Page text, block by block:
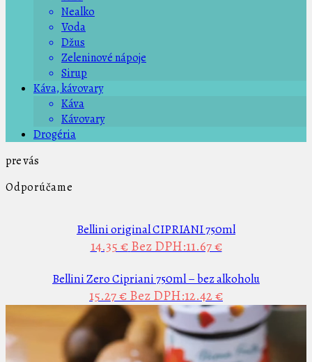
Nealko
Voda
Džus
Zeleninové nápoje
Sirup
Káva, kávovary
Káva
Kávovary
Drogéria
pre vás
Odporúčame
Bellini original CIPRIANI 750ml
14.35 € Bez DPH:11.67 €
Bellini Zero Cipriani 750ml – bez alkoholu
15.27 €Bez DPH:12.42 €